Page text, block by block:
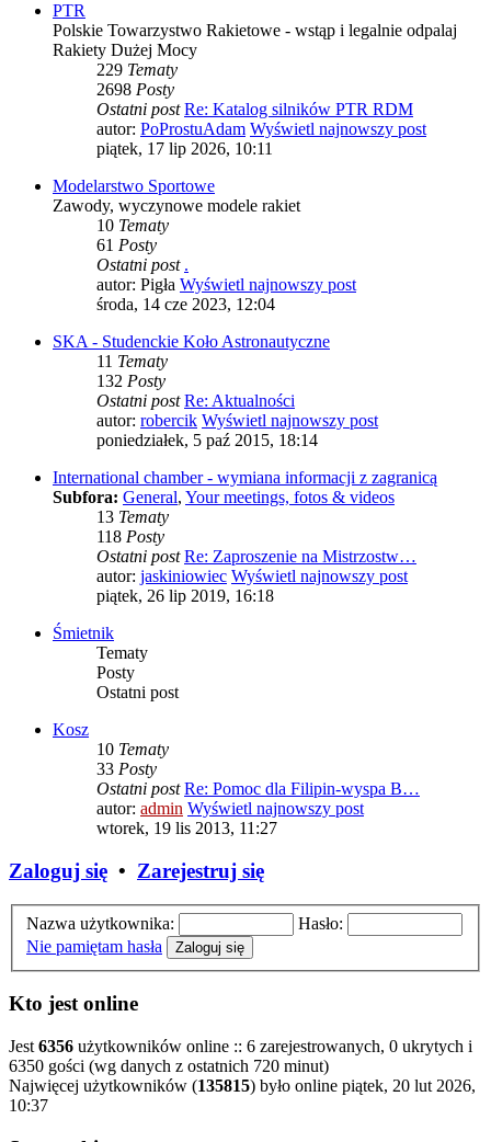
PTR
Polskie Towarzystwo Rakietowe - wstąp i legalnie odpalaj
Rakiety Dużej Mocy
229 Tematy
2698 Posty
Ostatni post Re: Katalog silników PTR RDM
autor: PoProstuAdam Wyświetl najnowszy post
piątek, 17 lip 2026, 10:11
Modelarstwo Sportowe
Zawody, wyczynowe modele rakiet
10 Tematy
61 Posty
Ostatni post .
autor: Pigła Wyświetl najnowszy post
środa, 14 cze 2023, 12:04
SKA - Studenckie Koło Astronautyczne
11 Tematy
132 Posty
Ostatni post Re: Aktualności
autor: robercik Wyświetl najnowszy post
poniedziałek, 5 paź 2015, 18:14
International chamber - wymiana informacji z zagranicą
Subfora: General, Your meetings, fotos & videos
13 Tematy
118 Posty
Ostatni post Re: Zaproszenie na Mistrzostw…
autor: jaskiniowiec Wyświetl najnowszy post
piątek, 26 lip 2019, 16:18
Śmietnik
Tematy
Posty
Ostatni post
Kosz
10 Tematy
33 Posty
Ostatni post Re: Pomoc dla Filipin-wyspa B…
autor: admin Wyświetl najnowszy post
wtorek, 19 lis 2013, 11:27
Zaloguj się • Zarejestruj się
Nazwa użytkownika:
Hasło:
Nie pamiętam hasła
Kto jest online
Jest 6356 użytkowników online :: 6 zarejestrowanych, 0 ukrytych i
6350 gości (wg danych z ostatnich 720 minut)
Najwięcej użytkowników (135815) było online piątek, 20 lut 2026,
10:37